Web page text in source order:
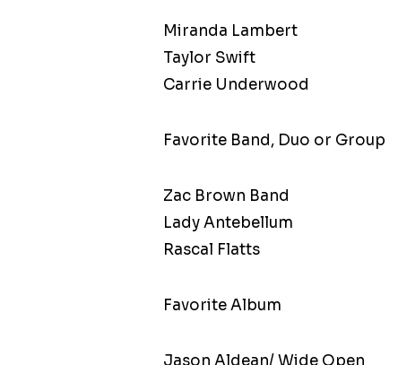
Miranda Lambert
Taylor Swift
Carrie Underwood
Favorite Band, Duo or Group
Zac Brown Band
Lady Antebellum
Rascal Flatts
Favorite Album
Jason Aldean/ Wide Open